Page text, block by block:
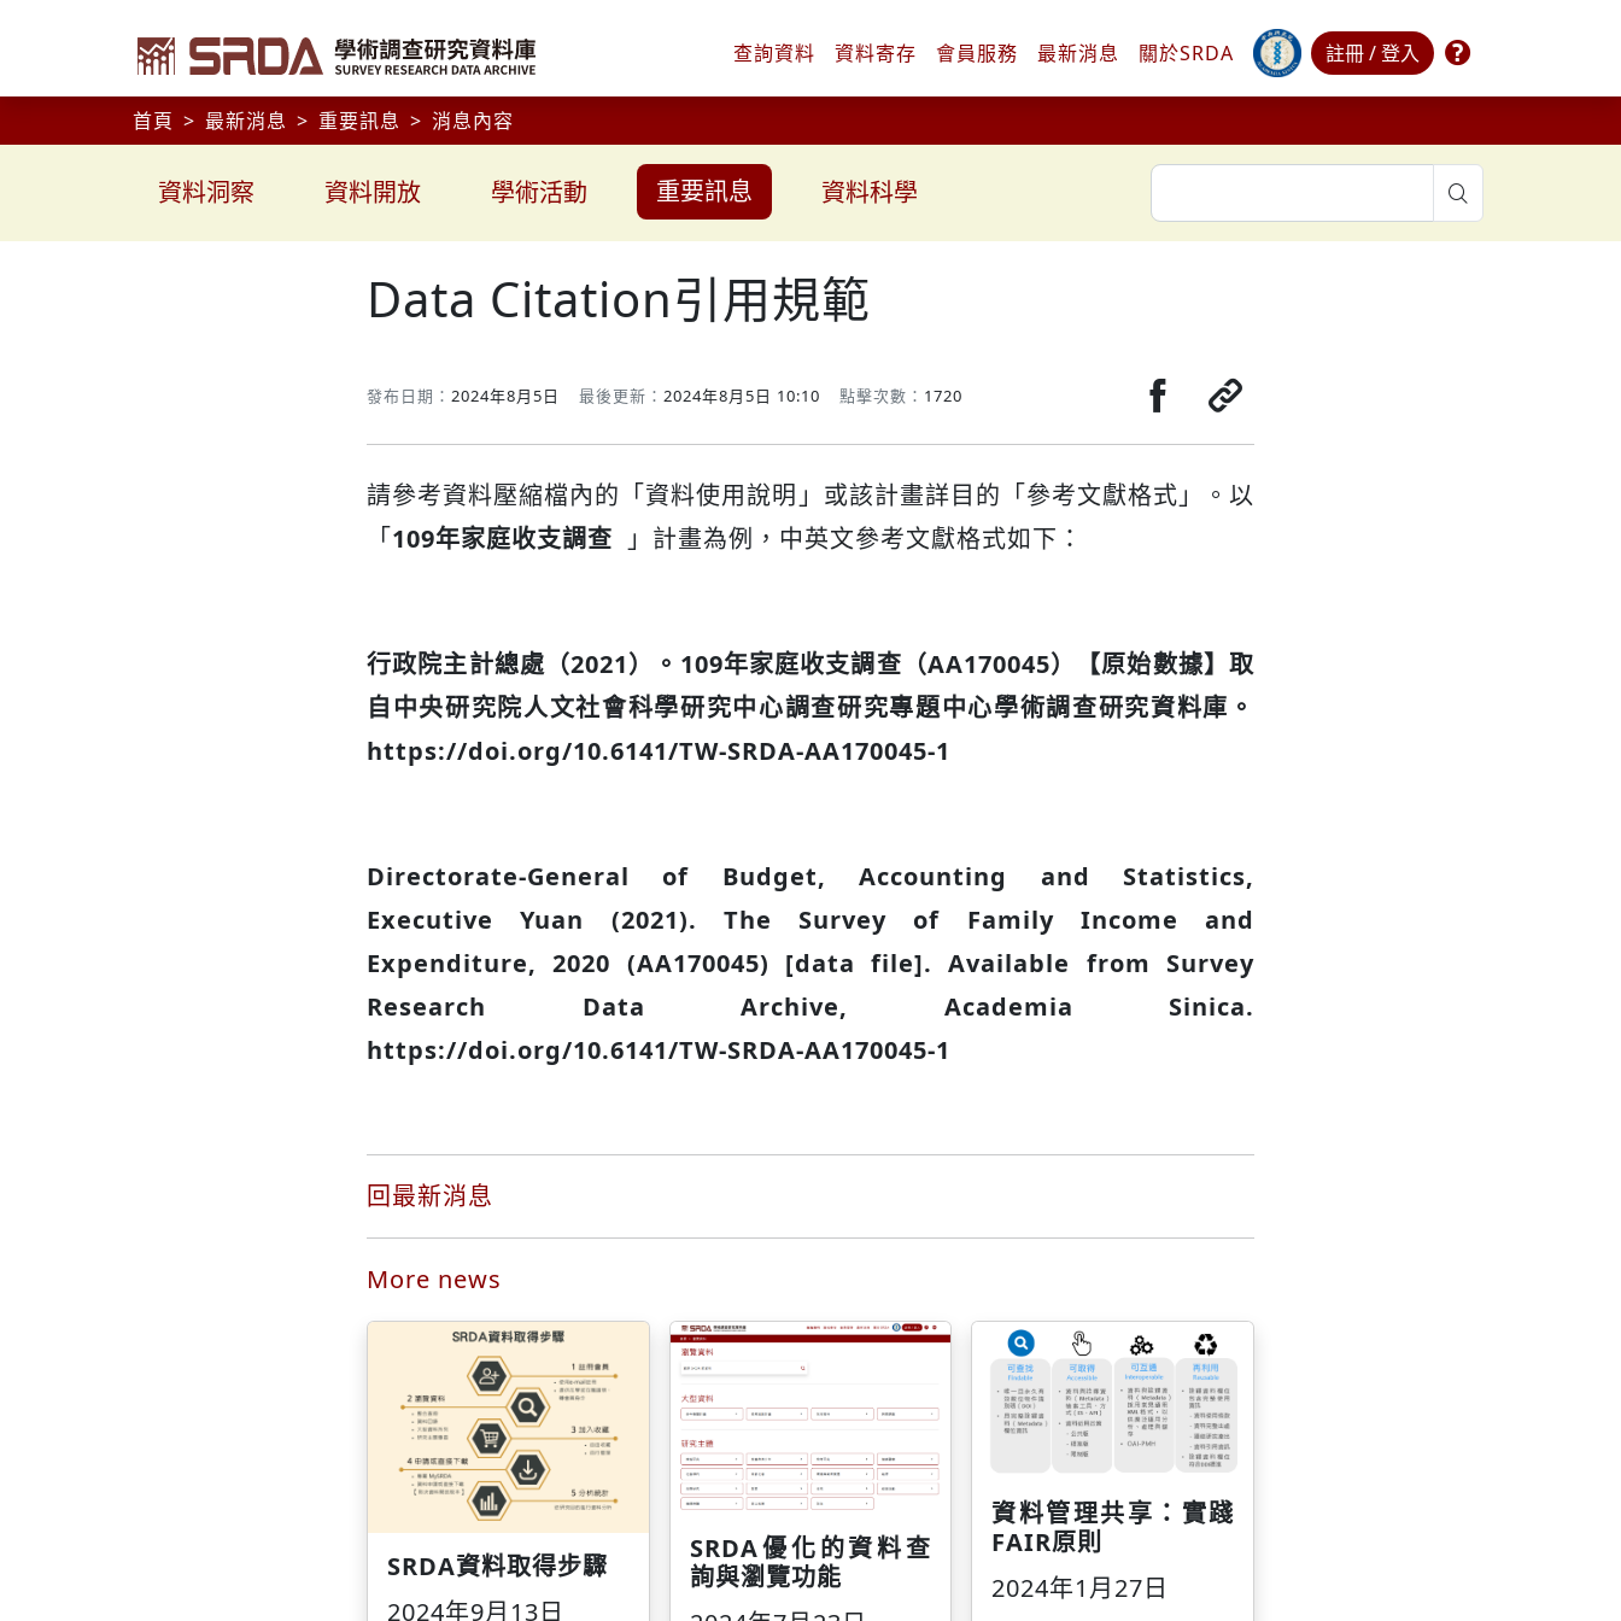
查詢資料 資料寄存 會員服務 最新消息 關於SRDA 註冊 / 登入
首頁 最新消息 重要訊息 消息內容
資料洞察 資料開放 學術活動 重要訊息 資料科學
Data Citation引用規範
發布日期： 2024年8月5日 最後更新： 2024年8月5日 10:10 點擊次數： 1720 分享至Facebook
請參考資料壓縮檔內的「資料使用說明」或該計畫詳目的「參考文獻格式」。以
「109年家庭收支調查 」計畫為例，中英文參考文獻格式如下：
行政院主計總處（2021）。109年家庭收支調查（AA170045）【原始數據】取
自中央研究院人文社會科學研究中心調查研究專題中心學術調查研究資料庫。
https://doi.org/10.6141/TW-SRDA-AA170045-1
Directorate-General of Budget, Accounting and Statistics,
Executive Yuan (2021). The Survey of Family Income and
Expenditure, 2020 (AA170045) [data file]. Available from Survey
Research Data Archive, Academia Sinica.
https://doi.org/10.6141/TW-SRDA-AA170045-1
回最新消息
More news
SRDA資料取得步驟
2024年9月13日
SRDA優化的資料查
詢與瀏覽功能
資料管理共享：實踐
FAIR原則
2024年1月27日